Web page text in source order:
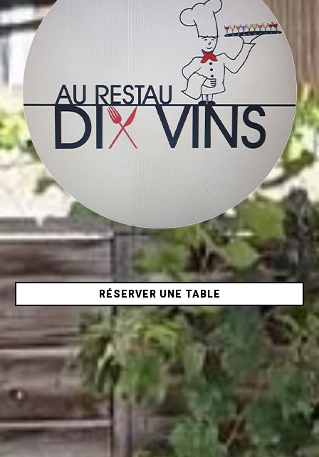
RÉSERVER UNE TABLE